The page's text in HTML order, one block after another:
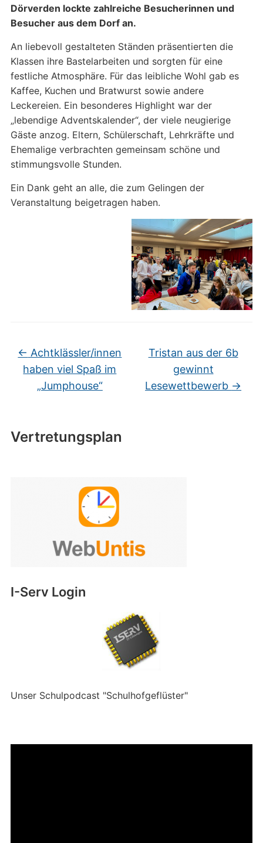
Vertretungsplan
I-Serv Login
Unser Schulpodcast "Schulhofgeflüster"
Dörverden lockte zahlreiche Besucherinnen und
Besucher aus dem Dorf an.
An liebevoll gestalteten Ständen präsentierten die
Klassen ihre Bastelarbeiten und sorgten für eine
festliche Atmosphäre. Für das leibliche Wohl gab es
Kaffee, Kuchen und Bratwurst sowie andere
Leckereien. Ein besonderes Highlight war der
„lebendige Adventskalender“, der viele neugierige
Gäste anzog. Eltern, Schülerschaft, Lehrkräfte und
Ehemalige verbrachten gemeinsam schöne und
stimmungsvolle Stunden.
Ein Dank geht an alle, die zum Gelingen der
Veranstaltung beigetragen haben.
← Achtklässler/innen
haben viel Spaß im
„Jumphouse“
Tristan aus der 6b
gewinnt
Lesewettbewerb →